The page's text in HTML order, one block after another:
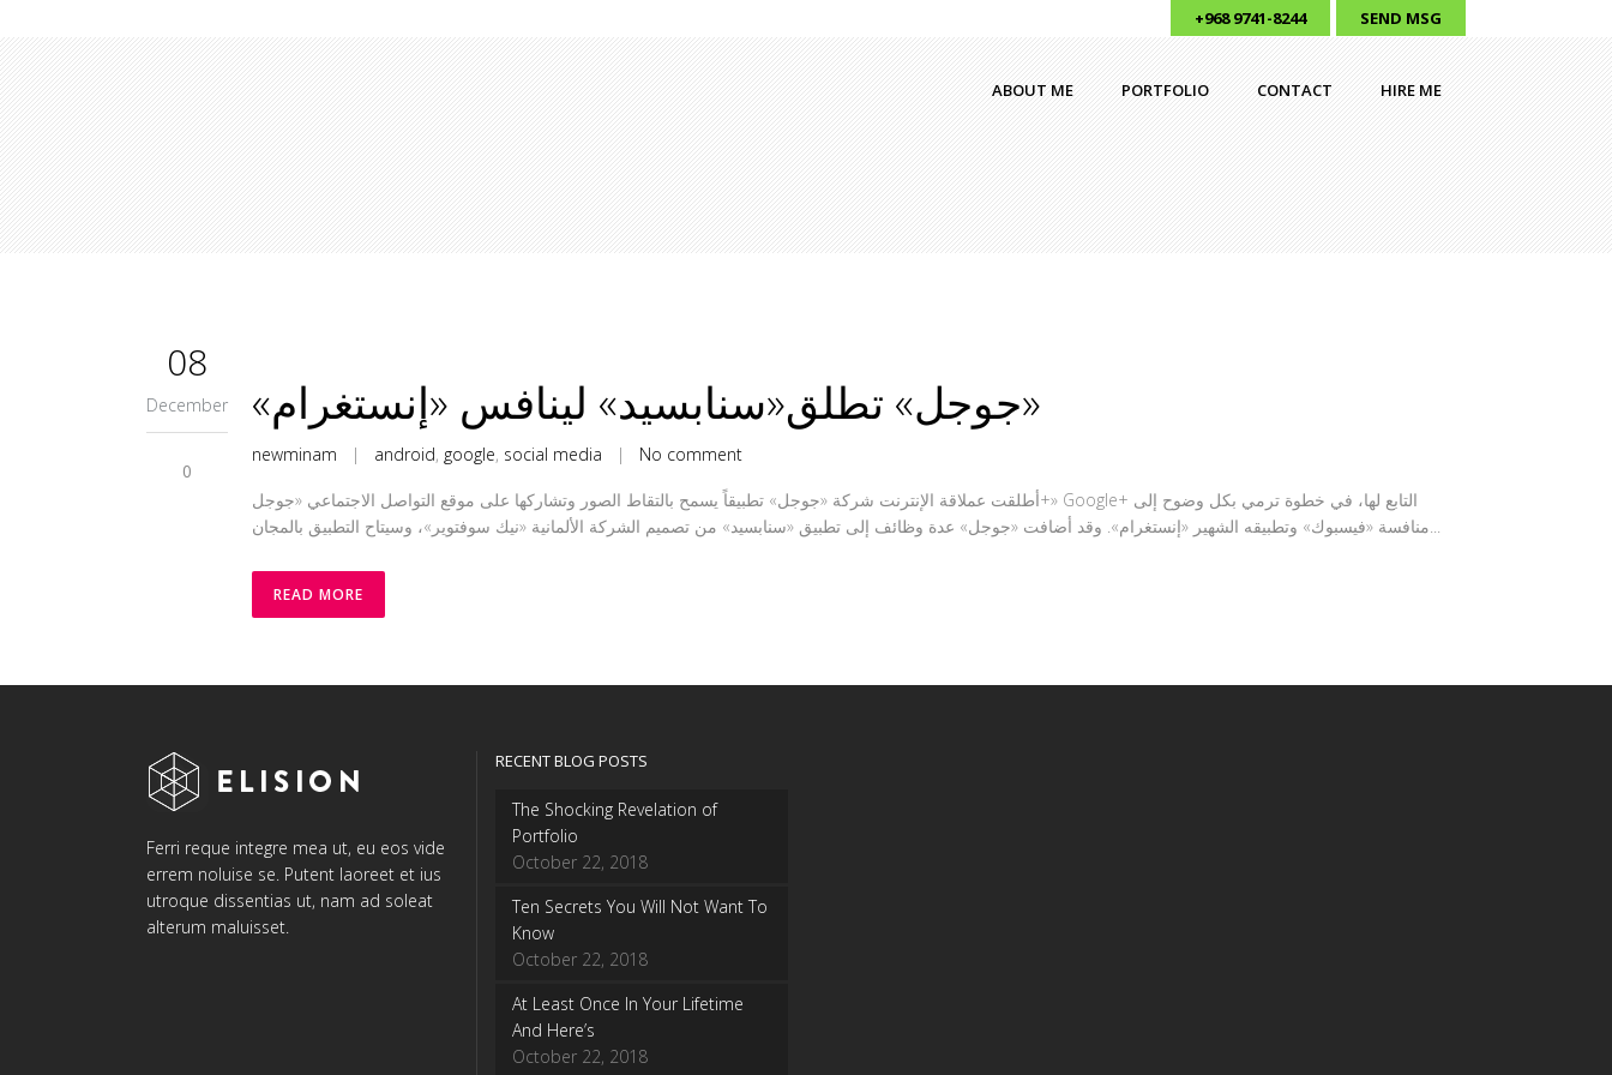
+968 9741-8244 SEND MSG
ABOUT ME PORTFOLIO CONTACT HIRE ME
08
December
0
«جوجل» تطلق«سنابسيد» لينافس «إنستغرام»
newminam | android, google, social media | No comment
أطلقت عملاقة الإنترنت شركة «جوجل» تطبيقاً يسمح بالتقاط الصور وتشاركها على موقع التواصل الاجتماعي «جوجل+» Google+ التابع لها، في خطوة ترمي بكل وضوح إلى
منافسة «فيسبوك» وتطبيقه الشهير «إنستغرام». وقد أضافت «جوجل» عدة وظائف إلى تطبيق «سنابسيد» من تصميم الشركة الألمانية «نيك سوفتوير»، وسيتاح التطبيق بالمجان...
READ MORE
Ferri reque integre mea ut, eu eos vide
errem noluise se. Putent laoreet et ius
utroque dissentias ut, nam ad soleat
alterum maluisset.
RECENT BLOG POSTS
The Shocking Revelation of
Portfolio
October 22, 2018
Ten Secrets You Will Not Want To
Know
October 22, 2018
At Least Once In Your Lifetime
And Here’s
October 22, 2018